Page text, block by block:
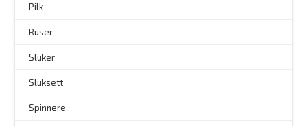
Pilk
Ruser
Sluker
Sluksett
Spinnere